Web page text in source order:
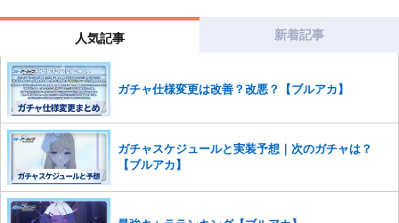
だけますでしょうか。
せていただきます。ご了承ください。
※一度削除したコメントは復元ができませんのでご注意くだ
さい。
また、過度な利用規約の違反や、弊社に損害の及ぶ内容の書き込みがあ
った場合は、法的措置をとらせていただく場合もございますので、あら
かじめご理解くださいませ。
人気記事 新着記事
ガチャ仕様変更は改善？改悪？【ブルアカ】
ガチャスケジュールと実装予想｜次のガチャは？
【ブルアカ】